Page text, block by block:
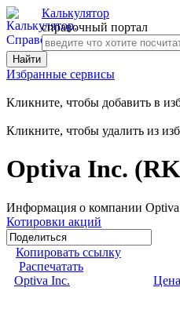
Калькулятор
справочный портал
Избранные сервисы
Кликните, чтобы добавить в
Кликните, чтобы удалить из
Optiva Inc.
Информация о компании
Котировки акций
Копировать ссылку
Распечатать
Optiva Inc.